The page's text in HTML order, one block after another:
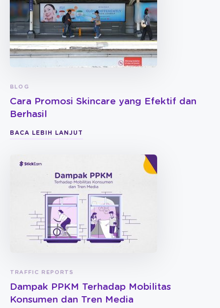
BLOG
Cara Promosi Skincare yang Efektif dan
Berhasil
BACA LEBIH LANJUT
TRAFFIC REPORTS
Dampak PPKM Terhadap Mobilitas
Konsumen dan Tren Media